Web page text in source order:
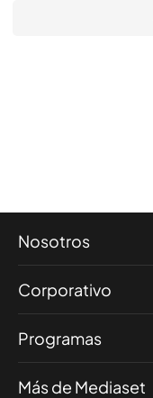
Nosotros
Corporativo
Programas
Más de Mediaset